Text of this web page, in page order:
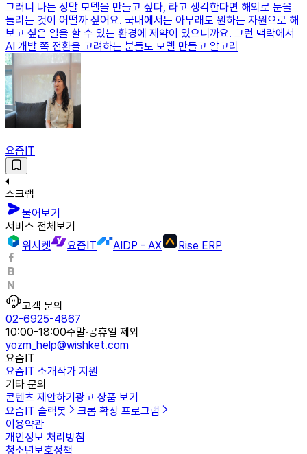
그러니 나는 정말 모델을 만들고 싶다, 라고 생각한다면 해외로 눈을
돌리는 것이 어떨까 싶어요. 국내에서는 아무래도 원하는 자원으로 해
보고 싶은 일을 할 수 있는 환경에 제약이 있으니까요. 그런 맥락에서
AI 개발 쪽 전환을 고려하는 분들도 모델 만들고 알고리
요즘IT
스크랩
물어보기
서비스 전체보기
위시켓
요즘IT AIDP - AX Rise ERP
고객 문의
02-6925-4867
10:00-18:00주말·공휴일 제외
yozm_help@wishket.com
요즘IT
요즘IT 소개작가 지원
기타 문의
콘텐츠 제안하기 광고 상품 보기
요즘IT 슬랙봇
크롬 확장 프로그램
이용약관
개인정보 처리방침
청소년보호정책